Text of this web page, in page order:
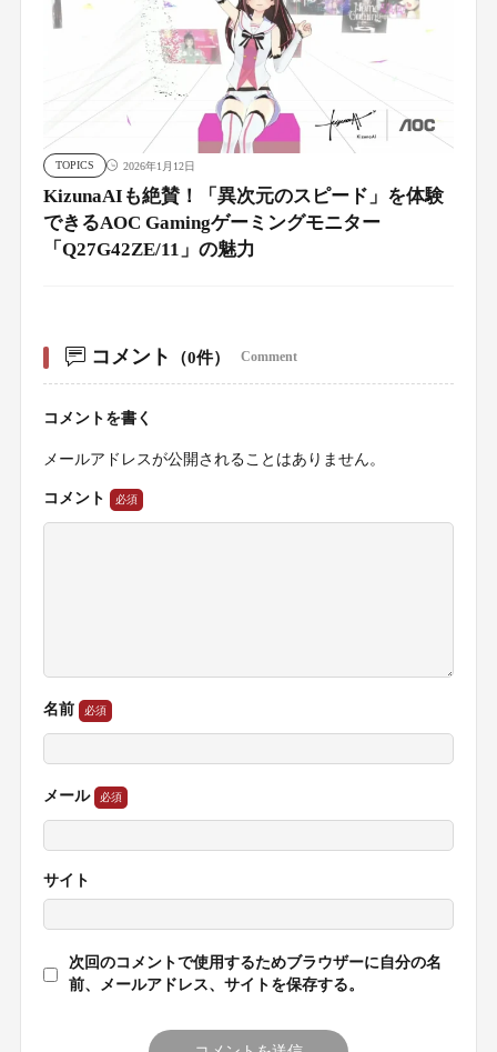
TOPICS 2026年1月12日
KizunaAIも絶賛！「異次元のスピード」を体験
できるAOC Gamingゲーミングモニター
「Q27G42ZE/11」の魅力
コメント （0件） Comment
コメントを書く
メールアドレスが公開されることはありません。
コメント
名前
メール
サイト
次回のコメントで使用するためブラウザーに自分の名
前、メールアドレス、サイトを保存する。